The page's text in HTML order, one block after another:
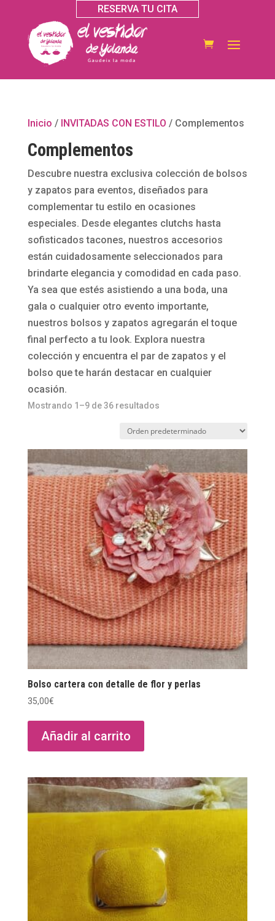
RESERVA TU CITA
Inicio / INVITADAS CON ESTILO / Complementos
Complementos
Descubre nuestra exclusiva colección de bolsos
y zapatos para eventos, diseñados para
complementar tu estilo en ocasiones
especiales. Desde elegantes clutchs hasta
sofisticados tacones, nuestros accesorios
están cuidadosamente seleccionados para
brindarte elegancia y comodidad en cada paso.
Ya sea que estés asistiendo a una boda, una
gala o cualquier otro evento importante,
nuestros bolsos y zapatos agregarán el toque
final perfecto a tu look. Explora nuestra
colección y encuentra el par de zapatos y el
bolso que te harán destacar en cualquier
ocasión.
Mostrando 1–9 de 36 resultados
Bolso cartera con detalle de flor y perlas
35,00€
Añadir al carrito